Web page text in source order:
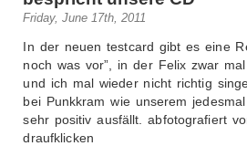
Friday, June 17th, 2011
In der neuen testcard gibt es eine
noch was vor”, in der Felix zwar
und ich mal wieder nicht richtig
bei Punkkram wie unserem
sehr positiv ausfällt. abfotografiert
draufklicken